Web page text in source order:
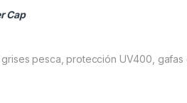
Cap
pesca, protección UV400,